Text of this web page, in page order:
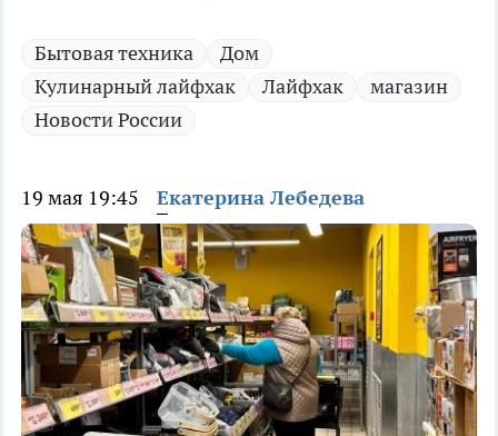
Бытовая техника
Дом
Кулинарный лайфхак
Лайфхак
магазин
Новости России
19 мая 19:45 Екатерина Лебедева